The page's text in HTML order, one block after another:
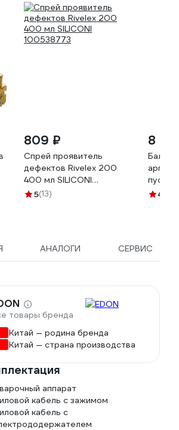
809 ₽
Спрей проявитель
дефектов Rivelex 200
400 мл SILICONI
100538773
5(13)
8
4.6
АНАЛОГИ СЕРВИС
товары бренда
Китай — родина бренда
Китай — страна производства
аппарат
кабель с зажимом
кабель с